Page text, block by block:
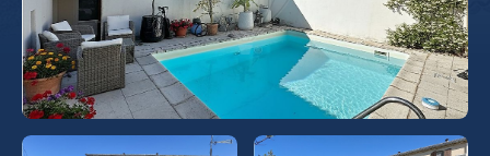
ACCUEIL ACHETER LOUER VENDRE REMAX COMMERCIAL
Estimatio
Recrutemen
t